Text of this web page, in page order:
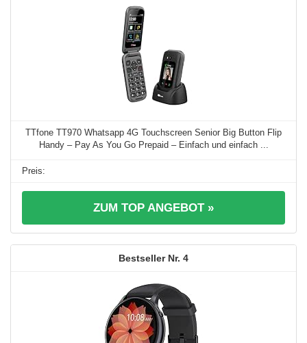
TTfone TT970 Whatsapp 4G Touchscreen Senior Big Button Flip
Handy – Pay As You Go Prepaid – Einfach und einfach ...
ZUM TOP ANGEBOT »
4